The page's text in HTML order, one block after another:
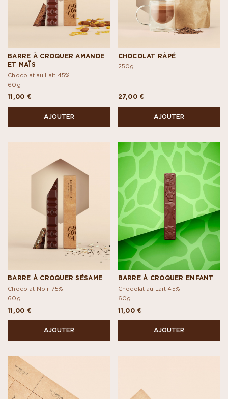
BARRE À CROQUER AMANDE
ET MAÏS
Chocolat au Lait 45%
60g
11,00 €
AJOUTER
CHOCOLAT RÂPÉ
250g
27,00 €
AJOUTER
BARRE À CROQUER SÉSAME
Chocolat Noir 75%
60g
11,00 €
AJOUTER
BARRE À CROQUER ENFANT
Chocolat au Lait 45%
60g
11,00 €
AJOUTER